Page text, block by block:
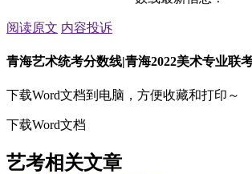
阅读原文 内容投诉
青海艺术统考分数线|青海2022美术专业联
下载Word文档到电脑，方便收藏和打印～
下载Word文档
艺考相关文章